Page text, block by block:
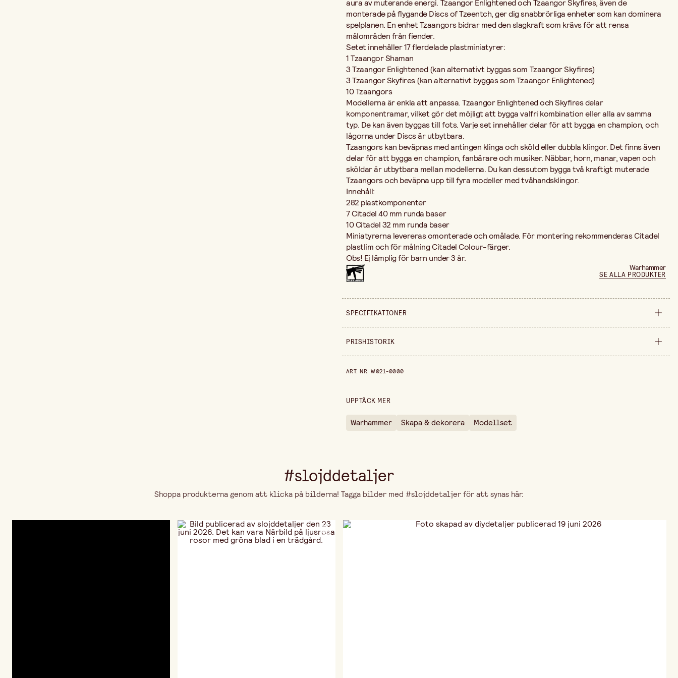
Obs! Ej lämplig för barn under 3 år.
aura av muterande energi. Tzaangor Enlightened och Tzaangor Skyfires, även de
monterade på flygande Discs of Tzeentch, ger dig snabbrörliga enheter som kan dominera
spelplanen. En enhet Tzaangors bidrar med den slagkraft som krävs för att rensa
målområden från fiender.
Setet innehåller 17 flerdelade plastminiatyrer:
1 Tzaangor Shaman
3 Tzaangor Enlightened (kan alternativt byggas som Tzaangor Skyfires)
3 Tzaangor Skyfires (kan alternativt byggas som Tzaangor Enlightened)
10 Tzaangors
Modellerna är enkla att anpassa. Tzaangor Enlightened och Skyfires delar
komponentramar, vilket gör det möjligt att bygga valfri kombination eller alla av samma
typ. De kan även byggas till fots. Varje set innehåller delar för att bygga en champion, och
lågorna under Discs är utbytbara.
Tzaangors kan beväpnas med antingen klinga och sköld eller dubbla klingor. Det finns även
delar för att bygga en champion, fanbärare och musiker. Näbbar, horn, manar, vapen och
sköldar är utbytbara mellan modellerna. Du kan dessutom bygga två kraftigt muterade
Tzaangors och beväpna upp till fyra modeller med tvåhandsklingor.
Innehåll:
282 plastkomponenter
7 Citadel 40 mm runda baser
10 Citadel 32 mm runda baser
Miniatyrerna levereras omonterade och omålade. För montering rekommenderas Citadel
plastlim och för målning Citadel Colour-färger.
Obs! Ej lämplig för barn under 3 år.
Warhammer
SE ALLA PRODUKTER
SPECIFIKATIONER
Säljs i förpackning
PRISHISTORIK
ART. NR:W021-0000
UPPTÄCK MER
Warhammer Skapa & dekorera Modellset
#slojddetaljer
Shoppa produkterna genom att klicka på bilderna! Tagga bilder med #slojddetaljer för att synas här.